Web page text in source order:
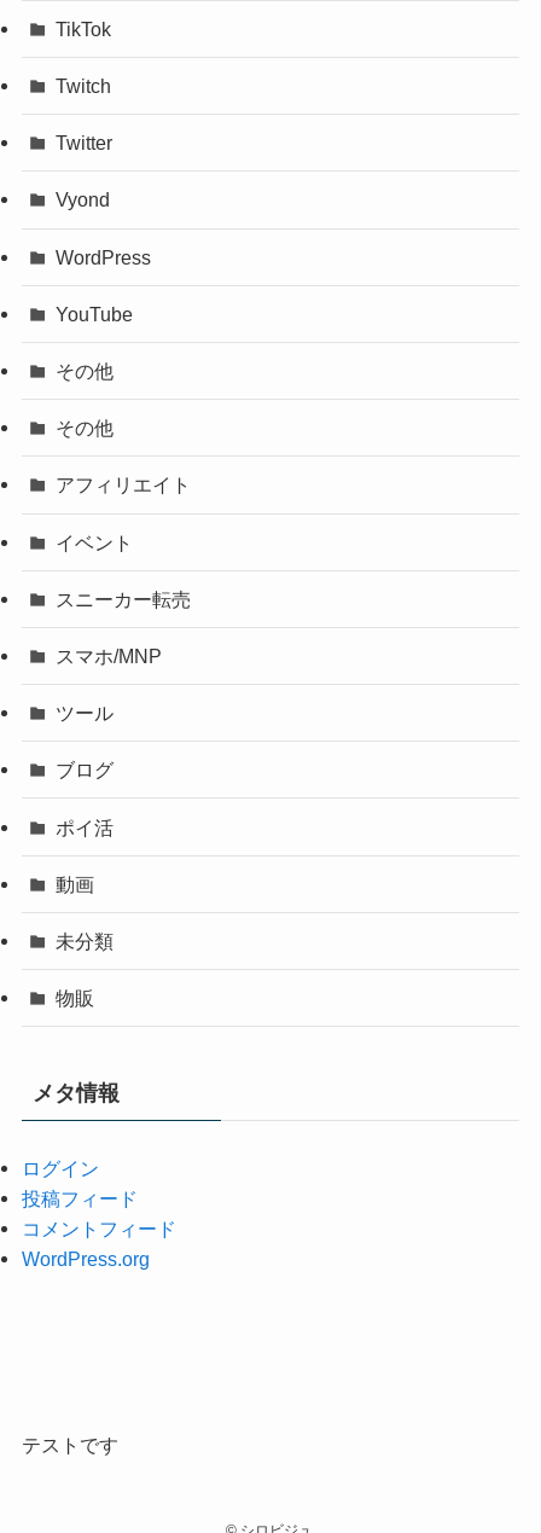
TikTok
Twitch
Twitter
Vyond
WordPress
YouTube
その他
その他
アフィリエイト
イベント
スニーカー転売
スマホ/MNP
ツール
ブログ
ポイ活
動画
未分類
物販
メタ情報
ログイン
投稿フィード
コメントフィード
WordPress.org
テストです